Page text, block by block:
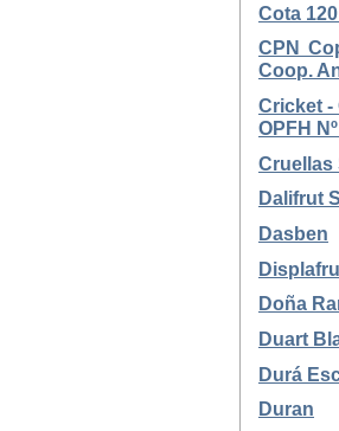
Cota
CPN
Coop.
Cricket -
OPFH
Cruellas
Dalifrut
Dasben
Doña
Duart
Durá
Duran